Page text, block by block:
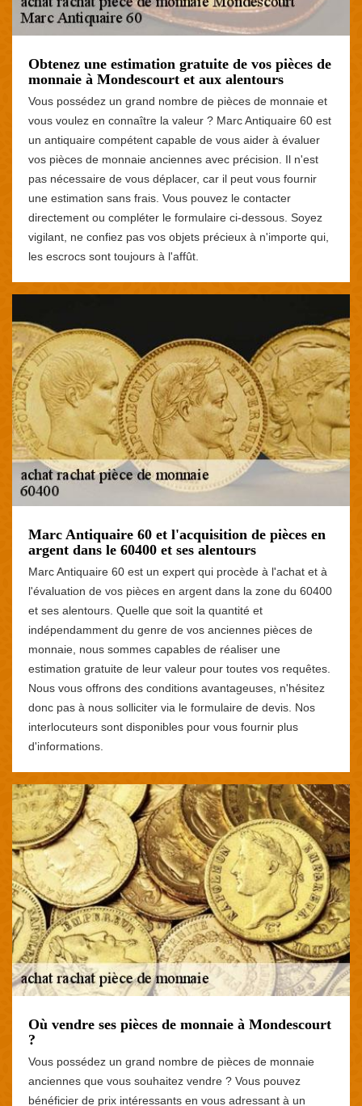
Obtenez une estimation gratuite de vos pièces de
monnaie à Mondescourt et aux alentours
Vous possédez un grand nombre de pièces de monnaie et
vous voulez en connaître la valeur ? Marc Antiquaire 60 est
un antiquaire compétent capable de vous aider à évaluer
vos pièces de monnaie anciennes avec précision. Il n'est
pas nécessaire de vous déplacer, car il peut vous fournir
une estimation sans frais. Vous pouvez le contacter
directement ou compléter le formulaire ci-dessous. Soyez
vigilant, ne confiez pas vos objets précieux à n'importe qui,
les escrocs sont toujours à l'affût.
Marc Antiquaire 60 et l'acquisition de pièces en
argent dans le 60400 et ses alentours
Marc Antiquaire 60 est un expert qui procède à l'achat et à
l'évaluation de vos pièces en argent dans la zone du 60400
et ses alentours. Quelle que soit la quantité et
indépendamment du genre de vos anciennes pièces de
monnaie, nous sommes capables de réaliser une
estimation gratuite de leur valeur pour toutes vos requêtes.
Nous vous offrons des conditions avantageuses, n'hésitez
donc pas à nous solliciter via le formulaire de devis. Nos
interlocuteurs sont disponibles pour vous fournir plus
d'informations.
Où vendre ses pièces de monnaie à Mondescourt
?
Vous possédez un grand nombre de pièces de monnaie
anciennes que vous souhaitez vendre ? Vous pouvez
bénéficier de prix intéressants en vous adressant à un